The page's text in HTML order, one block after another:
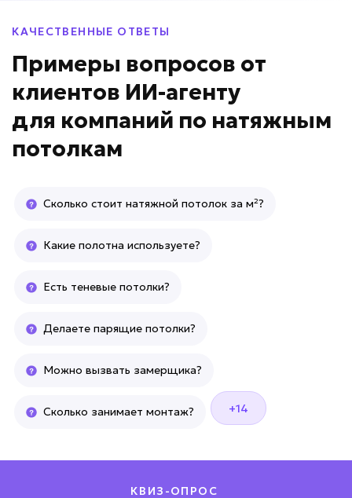
КАЧЕСТВЕННЫЕ ОТВЕТЫ
Примеры вопросов от
клиентов ИИ-агенту
для компаний по натяжным
потолкам
Сколько стоит натяжной потолок за м²?
Какие полотна используете?
Есть теневые потолки?
Делаете парящие потолки?
Можно вызвать замерщика?
Сколько занимает монтаж? +14
КВИЗ-ОПРОС